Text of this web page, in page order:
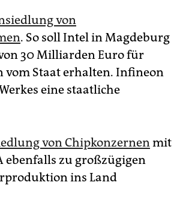
von
. So soll Intel in Magdeburg
30 Milliarden Euro für
vom Staat erhalten. Infineon
eine staatliche
von Chipkonzernenmit
ebenfalls zu großzügigen
ins Land